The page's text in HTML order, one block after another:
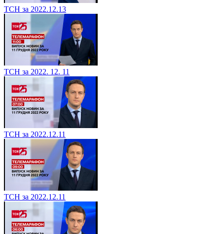
ТСН за 2022.12.13
ТСН за 2022. 12. 11
ТСН за 2022.12.11
ТСН за 2022.12.11